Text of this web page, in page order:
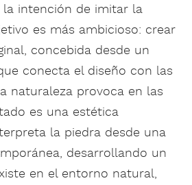
intención de imitar la
es más ambicioso: crear
concebida desde un
conecta el diseño con las
naturaleza provoca en las
es una estética
la piedra desde una
desarrollando un
en el entorno natural,